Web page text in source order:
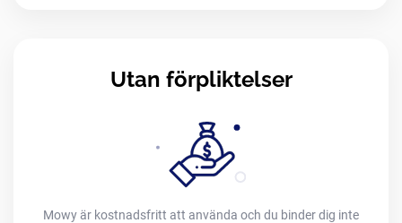
Utan förpliktelser
Mowy är kostnadsfritt att använda och du binder dig inte